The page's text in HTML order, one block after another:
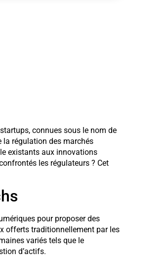
connues sous le nom de
la régulation des marchés
existants aux innovations
les régulateurs ? Cet
pour proposer des
offerts traditionnellement par les
variés tels que le
d’actifs.